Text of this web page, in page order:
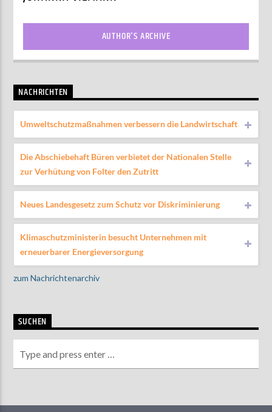
AUTHOR'S ARCHIVE
NACHRICHTEN
Umweltschutzmaßnahmen verbessern die Landwirtschaft
Die Abschiebehaft Büren verbietet der Nationalen Stelle
zur Verhütung von Folter den Zutritt
Neues Landesgesetz zum Schutz vor Diskriminierung
Klimaschutzministerin besucht Unternehmen mit
erneuerbarer Energieversorgung
zum Nachrichtenarchiv
SUCHEN